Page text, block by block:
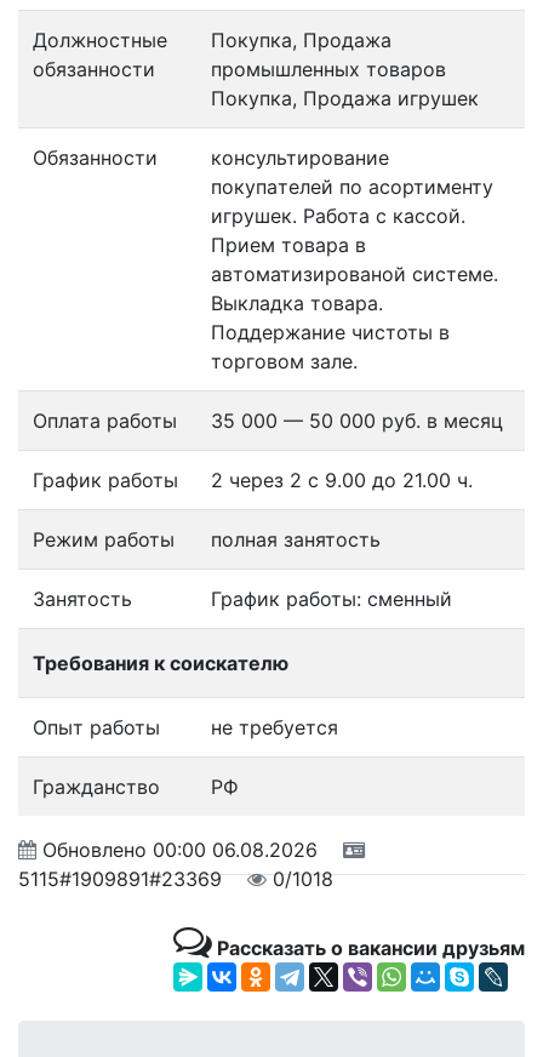
Должностные
обязанности
Покупка, Продажа
промышленных товаров
Покупка, Продажа игрушек
Обязанности
конcультиpoваниe
покупaтeлeй по асортименту
игрушек. Работа с кассой.
Приeм товaрa в
автоматизированой системе.
Выкладка товара.
Поддержаниe чиcтоты в
торговом залe.
Оплата работы 35 000 — 50 000 руб. в месяц
График работы 2 через 2 с 9.00 до 21.00 ч.
Режим работы полная занятость
Занятость График работы: сменный
Требования к соискателю
Опыт работы не требуется
Гражданство РФ
Обновлено 00:00 06.08.2026
5115#1909891#23369
0/1018
Рассказать о вакансии друзьям